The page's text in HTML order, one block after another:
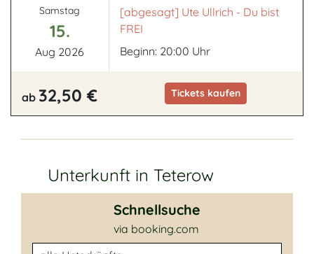
Samstag
15.
Aug 2026
[abgesagt] Ute Ullrich - Du bist
FREI
Beginn: 20:00 Uhr
ab 32,50 € Tickets kaufen
Unterkunft in Teterow
Schnellsuche
via booking.com
Unterkunftsart